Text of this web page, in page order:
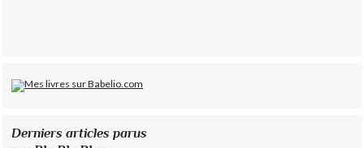
Derniers articles parus